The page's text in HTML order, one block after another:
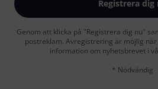
Registrera dig
Genom att klicka på "Registrera dig nu"
postreklam. Avregistrering är möjlig
information om nyhetsbrevet i
* Nödvändig